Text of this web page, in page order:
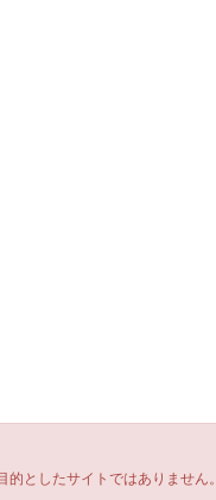
としたサイトではありません。